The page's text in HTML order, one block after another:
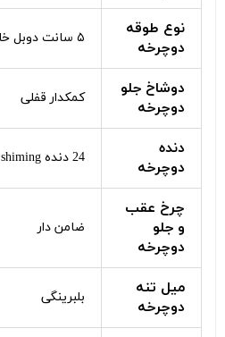
نوع طوقه
دوچرخه
۵ سانت دوبل خارجی
دوشاخ جلو
دوچرخه
کمکدار قفلی
دنده
دوچرخه
24 دنده shiming
چرخ عقب
و جلو
دوچرخه
ضامن دار
میل تنه
دوچرخه
بلبرینگی